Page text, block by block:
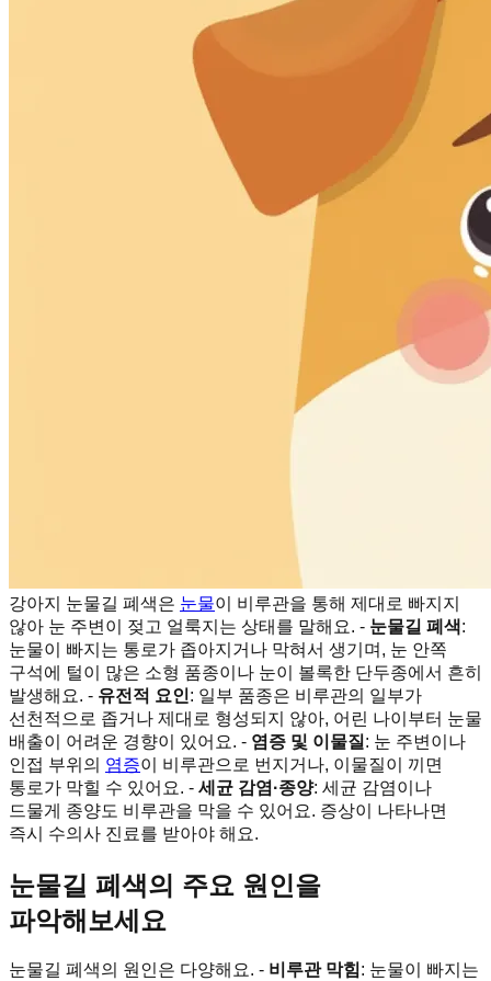
강아지 눈물길 폐색은 눈물이 비루관을 통해 제대로 빠지지
않아 눈 주변이 젖고 얼룩지는 상태를 말해요. - 눈물길 폐색:
눈물이 빠지는 통로가 좁아지거나 막혀서 생기며, 눈 안쪽
구석에 털이 많은 소형 품종이나 눈이 볼록한 단두종에서 흔히
발생해요. - 유전적 요인: 일부 품종은 비루관의 일부가
선천적으로 좁거나 제대로 형성되지 않아, 어린 나이부터 눈물
배출이 어려운 경향이 있어요. - 염증 및 이물질 : 눈 주변이나
인접 부위의 염증이 비루관으로 번지거나, 이물질이 끼면
통로가 막힐 수 있어요. - 세균 감염·종양: 세균 감염이나
드물게 종양도 비루관을 막을 수 있어요. 증상이 나타나면
즉시 수의사 진료를 받아야 해요.
눈물길 폐색의 주요 원인을
파악해보세요
눈물길 폐색의 원인은 다양해요. - 비루관 막힘: 눈물이 빠지는